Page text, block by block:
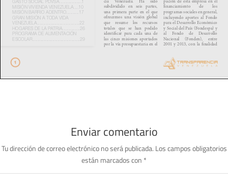
Enviar comentario
Tu dirección de correo electrónico no será publicada. Los campos obligatorios
están marcados con *